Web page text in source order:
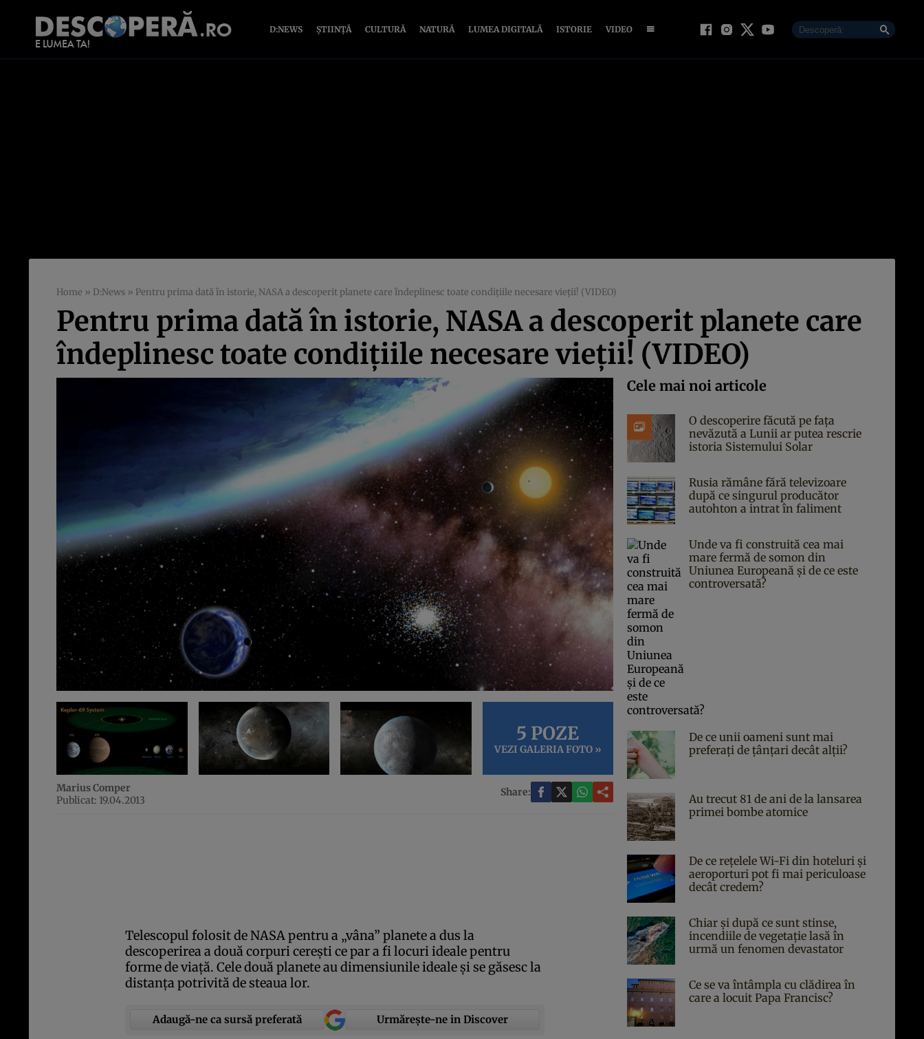
D:NEWS ȘTIINȚĂ CULTURĂ NATURĂ LUMEA DIGITALĂ ISTORIE VIDEO
Home » D:News » Pentru prima dată în istorie, NASA a descoperit planete care îndeplinesc toate condiţiile necesare vieţii! (VIDEO)
Pentru prima dată în istorie, NASA a descoperit planete care
îndeplinesc toate condiţiile necesare vieţii! (VIDEO)
5 POZE
VEZI GALERIA FOTO »
Marius Comper
Publicat: 19.04.2013
Share:
Telescopul folosit de NASA pentru a „vâna” planete a dus la
descoperirea a două corpuri cereşti ce par a fi locuri ideale pentru
forme de viaţă. Cele două planete au dimensiunile ideale şi se găsesc la
distanţa potrivită de steaua lor.
Adaugă-ne ca sursă preferată Urmărește-ne in Discover
Cele mai noi articole
O descoperire făcută pe fața
nevăzută a Lunii ar putea rescrie
istoria Sistemului Solar
Rusia rămâne fără televizoare
după ce singurul producător
autohton a intrat în faliment
Unde va fi construită cea mai
mare fermă de somon din
Uniunea Europeană și de ce este
controversată?
De ce unii oameni sunt mai
preferați de țânțari decât alții?
Au trecut 81 de ani de la lansarea
primei bombe atomice
De ce rețelele Wi-Fi din hoteluri și
aeroporturi pot fi mai periculoase
decât credem?
Chiar și după ce sunt stinse,
incendiile de vegetație lasă în
urmă un fenomen devastator
Ce se va întâmpla cu clădirea în
care a locuit Papa Francisc?